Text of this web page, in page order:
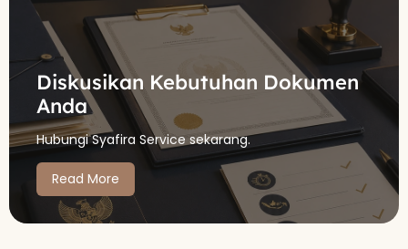
Diskusikan Kebutuhan Dokumen
Anda
Hubungi Syafira Service sekarang.
Read More